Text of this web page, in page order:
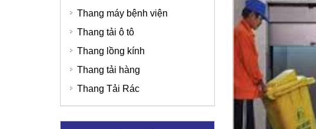
Thang máy bệnh viện
Thang tải ô tô
Thang lồng kính
Thang tải hàng
Thang Tải Rác
Bệnh Viện Quốc Tế Thu Cúc